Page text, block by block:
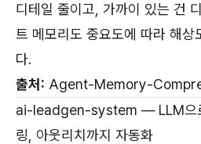
디테일 줄이고, 가까이 있는 건
트 메모리도 중요도에 따라 해상
다.
출처: Agent-Memory-
ai-leadgen-system — LLM으
링, 아웃리치까지 자동화